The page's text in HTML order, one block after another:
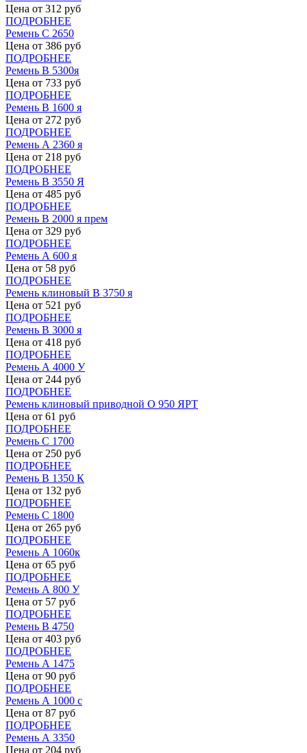
Цена от 312 руб
ПОДРОБНЕЕ
Ремень С 2650
Цена от 386 руб
ПОДРОБНЕЕ
Ремень В 5300я
Цена от 733 руб
ПОДРОБНЕЕ
Ремень В 1600 я
Цена от 272 руб
ПОДРОБНЕЕ
Ремень А 2360 я
Цена от 218 руб
ПОДРОБНЕЕ
Ремень В 3550 Я
Цена от 485 руб
ПОДРОБНЕЕ
Ремень В 2000 я прем
Цена от 329 руб
ПОДРОБНЕЕ
Ремень А 600 я
Цена от 58 руб
ПОДРОБНЕЕ
Ремень клиновый В 3750 я
Цена от 521 руб
ПОДРОБНЕЕ
Ремень В 3000 я
Цена от 418 руб
ПОДРОБНЕЕ
Ремень А 4000 У
Цена от 244 руб
ПОДРОБНЕЕ
Ремень клиновый приводной О 950 ЯРТ
Цена от 61 руб
ПОДРОБНЕЕ
Ремень С 1700
Цена от 250 руб
ПОДРОБНЕЕ
Ремень В 1350 К
Цена от 132 руб
ПОДРОБНЕЕ
Ремень С 1800
Цена от 265 руб
ПОДРОБНЕЕ
Ремень А 1060к
Цена от 65 руб
ПОДРОБНЕЕ
Ремень А 800 У
Цена от 57 руб
ПОДРОБНЕЕ
Ремень В 4750
Цена от 403 руб
ПОДРОБНЕЕ
Ремень А 1475
Цена от 90 руб
ПОДРОБНЕЕ
Ремень А 1000 с
Цена от 87 руб
ПОДРОБНЕЕ
Ремень А 3350
Цена от 204 руб